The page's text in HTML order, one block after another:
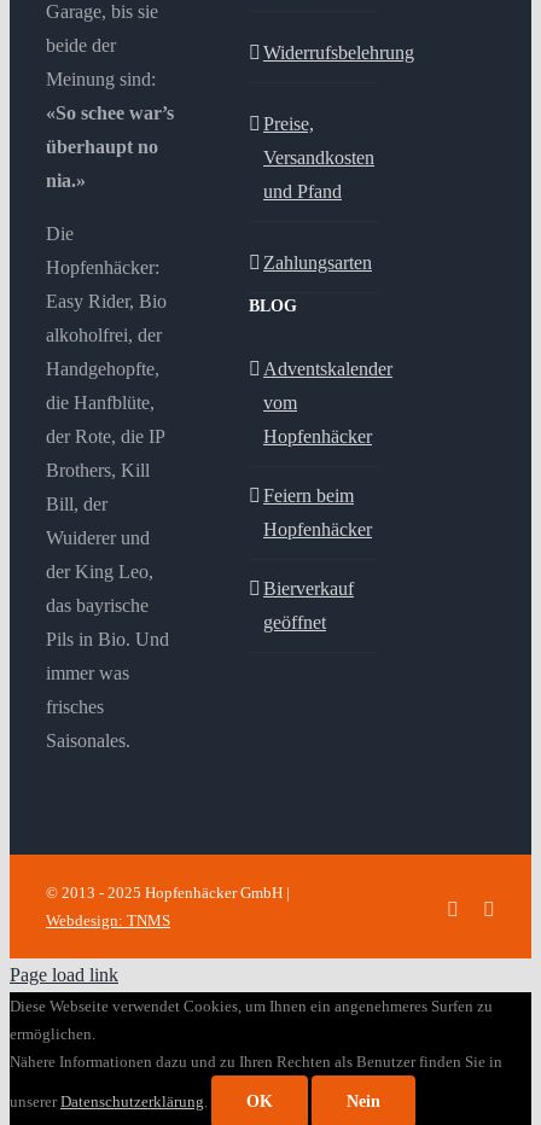
Garage, bis sie
beide der
Meinung sind:
«So schee war’s
überhaupt no
nia.»
Die
Hopfenhäcker:
Easy Rider, Bio
alkoholfrei, der
Handgehopfte,
die Hanfblüte,
der Rote, die IP
Brothers, Kill
Bill, der
Wuiderer und
der King Leo,
das bayrische
Pils in Bio. Und
immer was
frisches
Saisonales.
Widerrufsbelehrung
Preise,
Versandkosten
und Pfand
Zahlungsarten
BLOG
Adventskalender
vom
Hopfenhäcker
Feiern beim
Hopfenhäcker
Bierverkauf
geöffnet
© 2013 - 2025 Hopfenhäcker GmbH |
Webdesign: TNMS
Facebook
Page load link
Diese Webseite verwendet Cookies, um Ihnen ein angenehmeres Surfen zu
ermöglichen.
Nähere Informationen dazu und zu Ihren Rechten als Benutzer finden Sie in
unsererDatenschutzerklärung. OK Nein